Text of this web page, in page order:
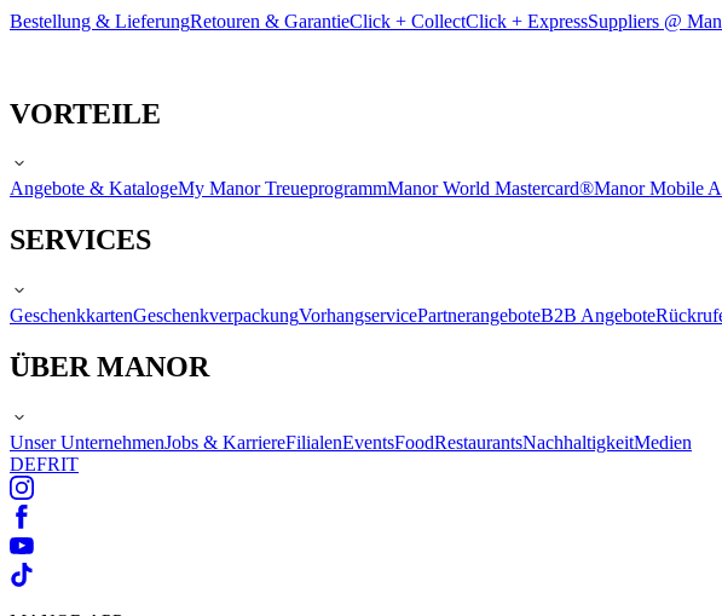
Bestellung & LieferungRetouren & GarantieClick + CollectClick + ExpressSuppliers @
VORTEILE
Angebote & KatalogeMy Manor TreueprogrammManor World Mastercard®Manor Mobile
SERVICES
GeschenkkartenGeschenkverpackungVorhangservicePartnerangeboteB2B Angebote
ÜBER MANOR
Unser UnternehmenJobs & KarriereFilialenEventsFoodRestaurantsNachhaltigkeitMedien
DEFRIT